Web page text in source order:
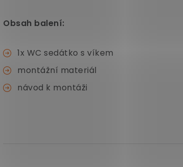
Obsah balení:
1x WC sedátko s víkem
montážní materiál
návod k montáži